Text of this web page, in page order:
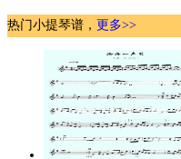
热门小提琴谱， 更多>>